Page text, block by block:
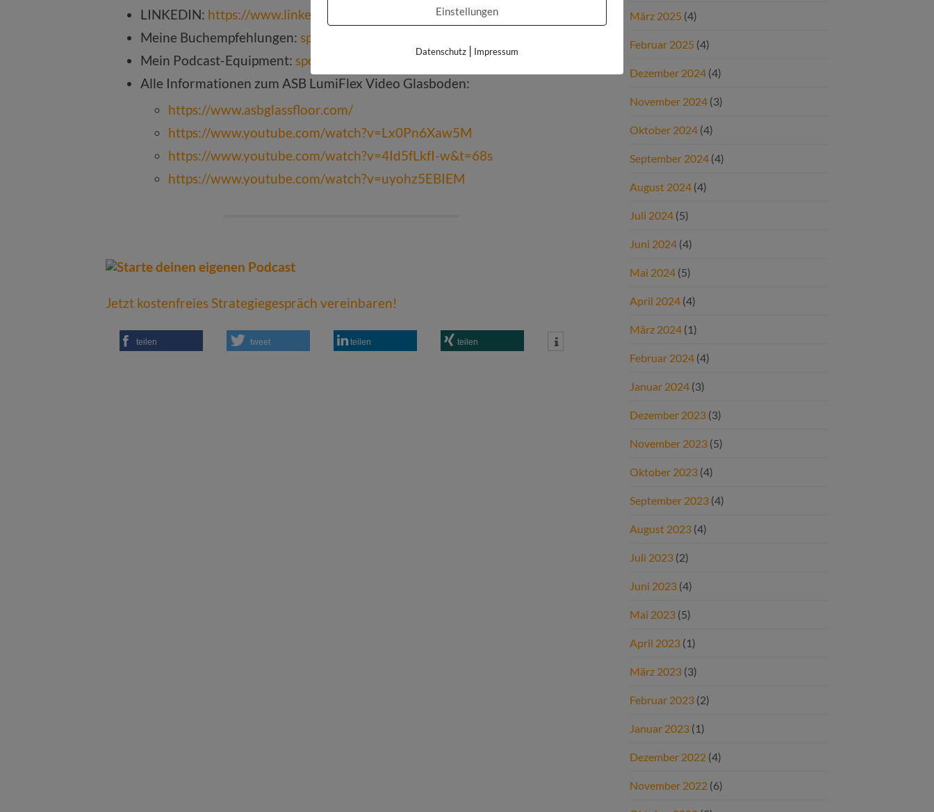
LINKEDIN: https://www.linkedin.com/company/sports-maniac
Meine Buchempfehlungen: sportsmaniac.de/books
Mein Podcast-Equipment: sportsmaniac.de/meinsetup
Alle Informationen zum ASB LumiFlex Video Glasboden:
https://www.asbglassfloor.com/
https://www.youtube.com/watch?v=Lx0Pn6Xaw5M
https://www.youtube.com/watch?v=4Id5fLkfI-w&t=68s
https://www.youtube.com/watch?v=uyohz5EBIEM
Jetzt kostenfreies Strategiegespräch vereinbaren!
teilen tweet teilen teilen
März 2025 (4)
Februar 2025 (4)
Dezember 2024 (4)
November 2024 (3)
Oktober 2024 (4)
September 2024 (4)
August 2024 (4)
Juli 2024 (5)
Juni 2024 (4)
Mai 2024 (5)
April 2024 (4)
März 2024 (1)
Februar 2024 (4)
Januar 2024 (3)
Dezember 2023 (3)
November 2023 (5)
Oktober 2023 (4)
September 2023 (4)
August 2023 (4)
Juli 2023 (2)
Juni 2023 (4)
Mai 2023 (5)
April 2023 (1)
März 2023 (3)
Februar 2023 (2)
Januar 2023 (1)
Dezember 2022 (4)
November 2022 (6)
Einstellungen
Datenschutz | Impressum